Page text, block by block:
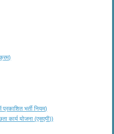
भर्ती नियम)
कार्य योजना (एसएपी))